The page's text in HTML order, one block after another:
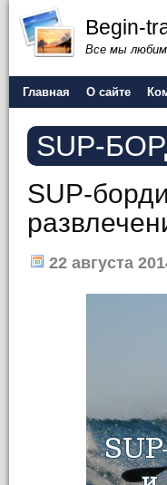
Begin-
Все мы
Главная О сайте
SUP-
SUP-
22 августа